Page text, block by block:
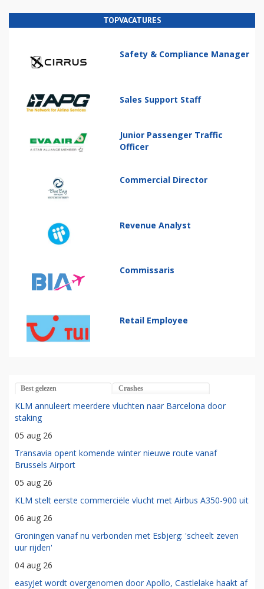
TOPVACATURES
Safety & Compliance Manager
Sales Support Staff
Junior Passenger Traffic
Officer
Commercial Director
Revenue Analyst
Commissaris
Retail Employee
Best gelezen Crashes
KLM annuleert meerdere vluchten naar Barcelona door
staking
05 aug 26
Transavia opent komende winter nieuwe route vanaf
Brussels Airport
05 aug 26
KLM stelt eerste commerciële vlucht met Airbus A350-900 uit
06 aug 26
Groningen vanaf nu verbonden met Esbjerg: 'scheelt zeven
uur rijden'
04 aug 26
easyJet wordt overgenomen door Apollo, Castlelake haakt af